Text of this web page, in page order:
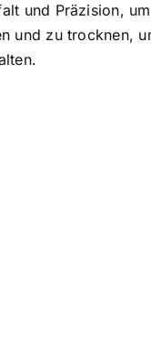
und Präzision,
und zu trocknen,